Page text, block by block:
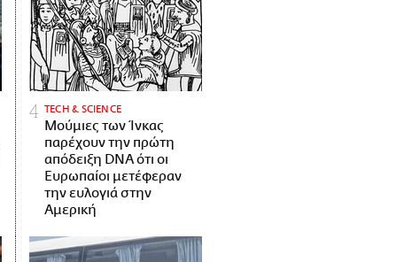
ΤECH & SCIENCE
Μούμιες των Ίνκας
παρέχουν την πρώτη
απόδειξη DNA ότι οι
Ευρωπαίοι μετέφεραν
την ευλογιά στην
Αμερική